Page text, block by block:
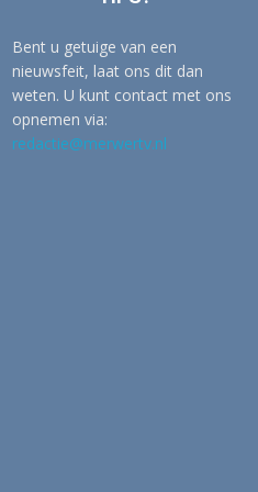
Bent u getuige van een
nieuwsfeit, laat ons dit dan
weten. U kunt contact met ons
opnemen via:
redactie@merwertv.nl